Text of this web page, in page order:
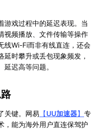
游戏过程中的延迟表现。当
视频播放、文件传输等操作
线Wi-Fi而非有线直连，还会
时攀升或丢包现象频发，
迟高等问题。
关键。网易 【UU加速器】 专
，能为海外用户直连保驾护